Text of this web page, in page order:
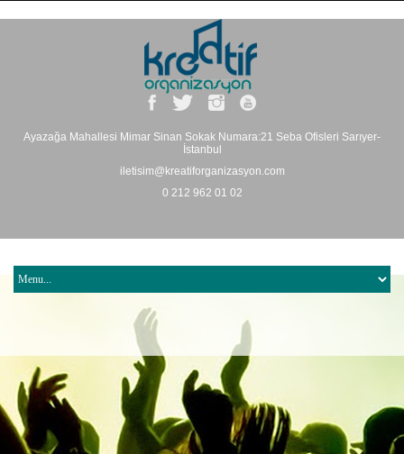
Ayazağa Mahallesi Mimar Sinan Sokak Numara:21 Seba Ofisleri Sarıyer-
İstanbul
iletisim@kreatiforganizasyon.com
0 212 962 01 02